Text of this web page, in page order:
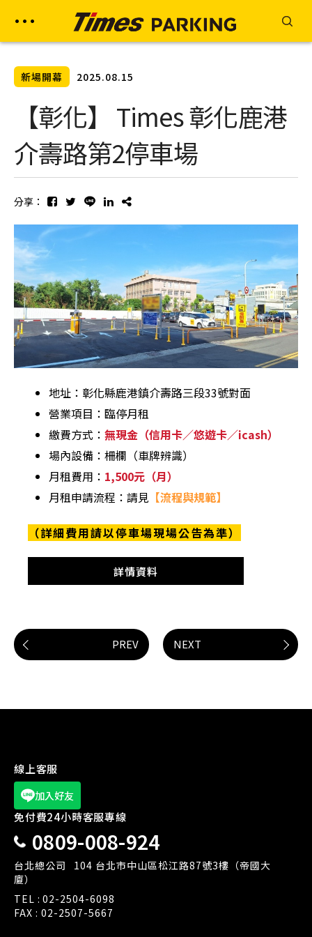
新場開幕 2025.08.15
【彰化】 Times 彰化鹿港
介壽路第2停車場
分享：
地址：彰化縣鹿港鎮介壽路三段33號對面
營業項目：臨停月租
繳費方式： 無現金（信用卡／悠遊卡／icash）
場內設備：柵欄（車牌辨識）
月租費用： 1,500元（月）
月租申請流程：請見 【流程與規範】
（詳細費用請以停車場現場公告為準）
詳情資料
PREV NEXT
線上客服
加入好友
免付費24小時客服專線
0809-008-924
台北總公司
104 台北市中山區松江路87號3樓（帝國大
廈）
TEL : 02-2504-6098
FAX : 02-2507-5667